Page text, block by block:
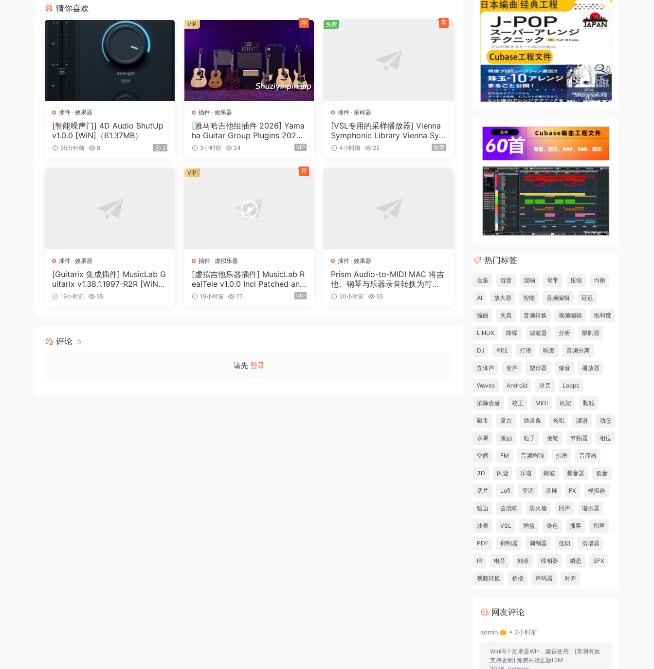
Collective is a powerful sampler and synthesizer capable of generating a wide variety of instrument sounds.
Developed to accompany the new music composition tools, Collective allows you to immediately start
creating diverse musical styles. Quickly select from over 600 presets and deep dive to surgically craft your
unique sound. Pull from the included sample library or load your own, combine with synthesis or cherish the
supreme quality of traditional samples. One instrument to rule them all.
Collective Sample Synthesizer
Extensive sound library with over 600 sounds
Up to 256 voices (depends on CPU speed)
More than 4000 Sound layers per Instrument (typically between 1 and 12)
Macro controls for quick and easy instrument editing
Controller support for pitch bend, modulation wheel, monophonic and polyphonic aftertouch, sustain and
Unison with up to 16 voices and freely transposable unison notes
Per Voice
4 Oscillators
High-quality sample playback
In-oscillator sync
猜你喜欢
插件 · 效果器
[智能噪声门] 4D Audio ShutUp
v1.0.0 [WiN]（61.37MB）
55分钟前 8 2
插件· 效果器
[雅马哈吉他组插件 2026] Yama
ha Guitar Group Plugins 2026 I
ncl Keygen-R2R [WiN]（1.2G
3小时前 24 VIP
VIP 荐
插件 ·采样器
[VSL专用的采样播放器] Vienna
Symphonic Library Vienna Syn
chron Player v1.3.3022-ItUsеd
4小时前 22 免费
免费 荐
插件 · 效果器
[Guitarix 集成插件] MusicLab G
uitarix v1.38.1.1997-R2R [WiN]
（7.5MB）
19小时前 55
插件· 虚拟乐器
[虚拟吉他乐器插件] MusicLab R
ealTele v1.0.0 Incl Patched and
Keygen-R2R [WiN]（13.7MB）
19小时前 77 VIP
VIP 荐
插件 ·效果器
Prism Audio-to-MIDI MAC 将吉
他、钢琴与乐器录音转换为可编
辑 MIDI
20小时前 55
评论 0
请先 登录
热门标签
合集 混音 混响 母带 压缩 均衡
AI 放大器 智能 音频编辑 延迟
编曲 失真 音频转换 视频编辑 饱和度
LiNUX 降噪 滤波器 分析 限制器
DJ 和弦 打谱 响度 音频分离
立体声 变声 塑形器 修音 播放器
Waves Android 录音 Loops
消除齿音 校正 MIDI 机架 颗粒
磁带 复古 通道条 合唱 频谱 动态
水果 激励 粒子 侧链 节拍器 相位
空间 FM 音频增强 扒谱 音序器
3D 闪避 乐谱 削波 琶音器 低音
切片 Lofi 变调 录屏 FX 模拟器
镶边 去混响 防火墙 回声 谐振器
波表 VSL 增益 染色 播客 和声
PDF 抑制器 调制器 低切 倍增器
IR 电音 刻录 移相器 瞬态 SFX
视频转换 桥接 声码器 对齐
网友评论
admin • 2小时前
Win吗？如果是Win，建议使用，[亲测有效
支持更新] 免费白嫖正版IDM